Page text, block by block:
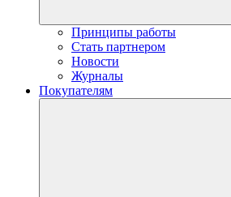
Принципы работы
Стать партнером
Новости
Журналы
Покупателям